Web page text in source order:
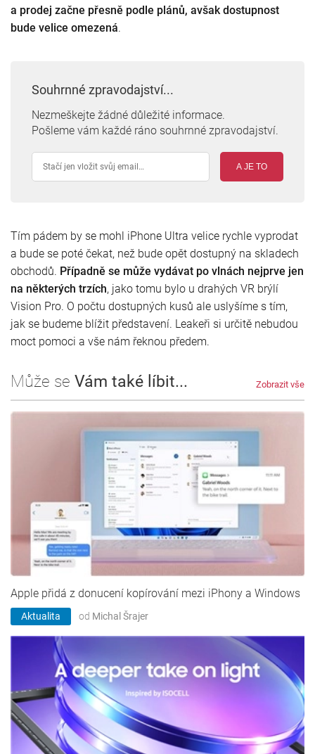
a prodej začne přesně podle plánů, avšak dostupnost
bude velice omezená.
Souhrnné zpravodajství...
Nezmeškejte žádné důležité informace.
Pošleme vám každé ráno souhrnné zpravodajství.
A JE TO
Tím pádem by se mohl iPhone Ultra velice rychle vyprodat
a bude se poté čekat, než bude opět dostupný na skladech
obchodů. Případně se může vydávat po vlnách nejprve jen
na některých trzích, jako tomu bylo u drahých VR brýlí
Vision Pro. O počtu dostupných kusů ale uslyšíme s tím,
jak se budeme blížit představení. Leakeři si určitě nebudou
moct pomoci a vše nám řeknou předem.
Může se Vám také líbit... Zobrazit vše
Apple přidá z donucení kopírování mezi iPhony a Windows
Aktualita od Michal Šrajer